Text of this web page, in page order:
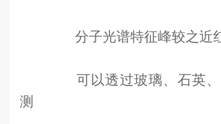
分子光谱特征峰较之近
可以透过玻璃、石英、
测